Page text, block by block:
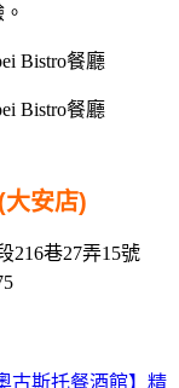
(大安店)
216巷27弄15號
古斯托餐酒館】精